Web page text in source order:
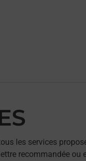
les services
recommandée ou